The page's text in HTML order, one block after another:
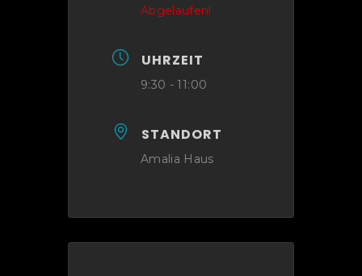
Abgelaufen!
UHRZEIT
9:30 - 11:00
STANDORT
Amalia Haus